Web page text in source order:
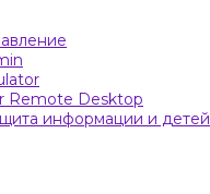
Remote Desktop
информации и детей